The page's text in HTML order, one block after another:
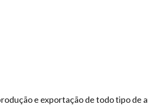
e exportação de todo tipo de